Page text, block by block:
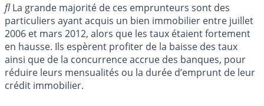
flLa grande majorité de ces emprunteurs sont des
particuliers ayant acquis un bien immobilier entre juillet
2006 et mars 2012, alors que les taux étaient fortement
en hausse. Ils espèrent profiter de la baisse des taux
ainsi que de la concurrence accrue des banques, pour
réduire leurs mensualités ou la durée d’emprunt de leur
crédit immobilier.